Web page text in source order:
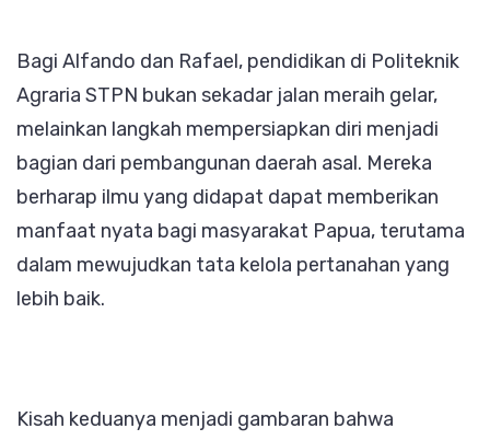
Bagi Alfando dan Rafael, pendidikan di Politeknik
Agraria STPN bukan sekadar jalan meraih gelar,
melainkan langkah mempersiapkan diri menjadi
bagian dari pembangunan daerah asal. Mereka
berharap ilmu yang didapat dapat memberikan
manfaat nyata bagi masyarakat Papua, terutama
dalam mewujudkan tata kelola pertanahan yang
lebih baik.
Kisah keduanya menjadi gambaran bahwa